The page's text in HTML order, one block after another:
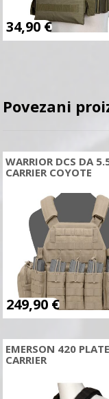
34,90 €
Povezani
WARRIOR DCS DA
CARRIER COYOTE
249,90 €
EMERSON 420 PLATE
CARRIER